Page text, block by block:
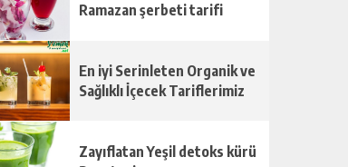
Ramazan şerbeti tarifi
En iyi Serinleten Organik ve
Sağlıklı İçecek Tariflerimiz
Zayıflatan Yeşil detoks kürü